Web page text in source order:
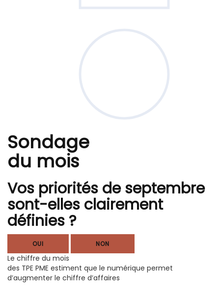
Sondage
du mois
Vos priorités de septembre
sont-elles clairement
définies ?
OUI NON
Le chiffre du mois
des TPE PME estiment que le numérique permet
d’augmenter le chiffre d’affaires